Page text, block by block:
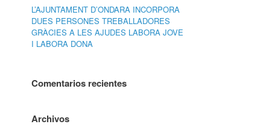
L’AJUNTAMENT D’ONDARA INCORPORA
DUES PERSONES TREBALLADORES
GRÀCIES A LES AJUDES LABORA JOVE
I LABORA DONA
Comentarios recientes
Archivos